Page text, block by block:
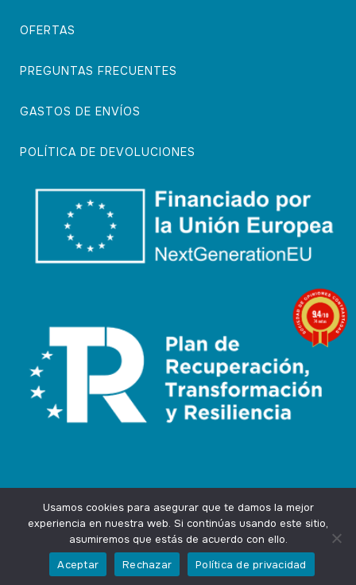
OFERTAS
PREGUNTAS FRECUENTES
GASTOS DE ENVÍOS
POLÍTICA DE DEVOLUCIONES
Design byAgencia Marketing OnlineIngenium.Marketing
Privacidad
Usamos cookies para asegurar que te damos la mejor
experiencia en nuestra web. Si continúas usando este sitio,
asumiremos que estás de acuerdo con ello.
Aceptar
Rechazar Política de privacidad
9.4/10
74 notas